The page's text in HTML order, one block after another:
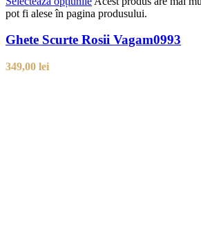
pot fi alese în pagina produsului.
Ghete Scurte Rosii Vagam0993
349,00 lei